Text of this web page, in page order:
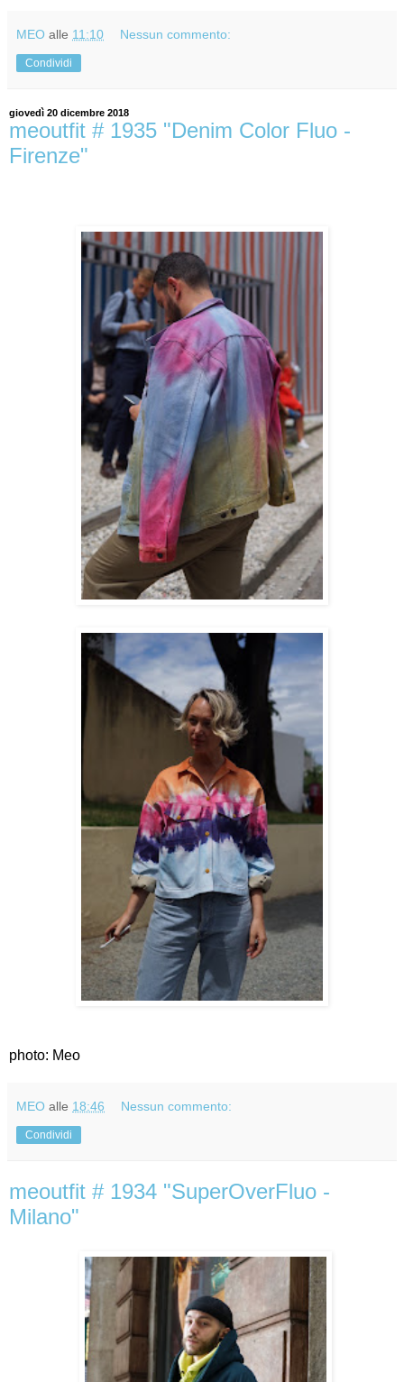
MEO alle 11:10 Nessun commento:
Condividi
giovedì 20 dicembre 2018
meoutfit # 1935 "Denim Color Fluo -
Firenze"
photo: Meo
MEO alle 18:46 Nessun commento:
Condividi
meoutfit # 1934 "SuperOverFluo -
Milano"